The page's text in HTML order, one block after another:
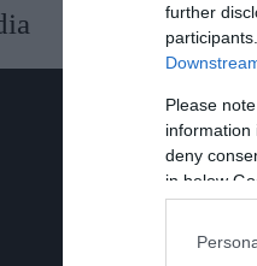
further
Please
information
deny
in below